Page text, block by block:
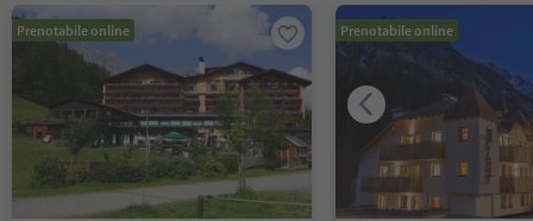
Prenotabile online Prenotabile online